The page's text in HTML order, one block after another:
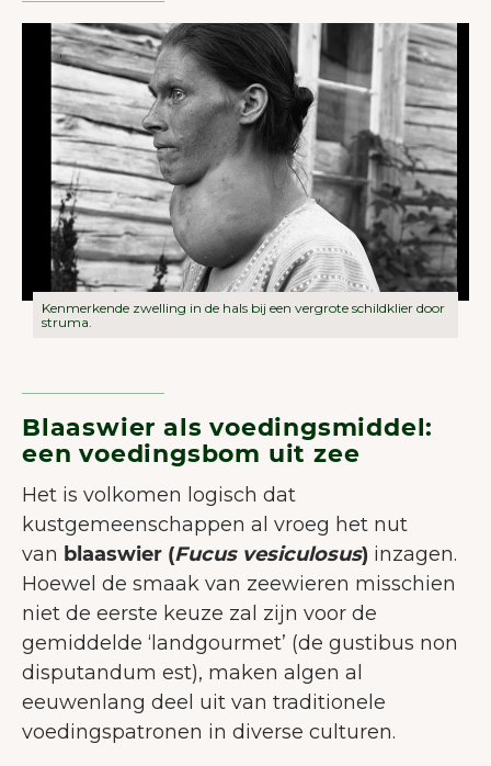
Kenmerkende zwelling in de hals bij een vergrote schildklier door
struma.
Blaaswier als voedingsmiddel:
een voedingsbom uit zee
Het is volkomen logisch dat
kustgemeenschappen al vroeg het nut
van blaaswier (Fucus vesiculosus) inzagen.
Hoewel de smaak van zeewieren misschien
niet de eerste keuze zal zijn voor de
gemiddelde ‘landgourmet’ (de gustibus non
disputandum est), maken algen al
eeuwenlang deel uit van traditionele
voedingspatronen in diverse culturen.